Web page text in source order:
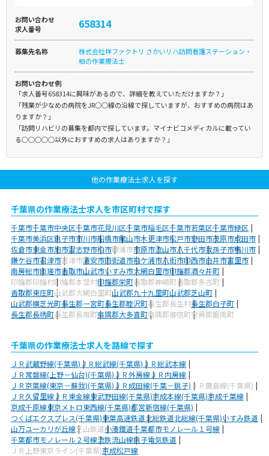
お問い合わせ
求人番号
658314
募集先名称
株式会社祥ファクトリ さかいリハ訪問看護ステーション・
柏の作業療法士
お問い合わせ例
「求人番号658314に興味があるので、詳細を教えていただけますか？」
「残業が少なめの病院をJR○○線の沿線で探していますが、おすすめの病院はあ
りますか？」
「訪問リハビリの募集を都内で探しています。マイナビコメディカルに載ってい
る○○○○○以外におすすめの求人はありますか？」
他の作業療法士求人を探す
千葉県の作業療法士求人を市区町村で探す
千葉市千葉市中央区千葉市花見川区千葉市稲毛区千葉市若葉区千葉市緑区
千葉市美浜区銚子市市川市船橋市館山市木更津市松戸市野田市茂原市成田市
佐倉市東金市旭市習志野市柏市勝浦市市原市流山市八千代市我孫子市鴨川市
鎌ケ谷市君津市富津市浦安市四街道市袖ケ浦市八街市印西市白井市富里市
南房総市匝瑳市香取市山武市いすみ市大網白里市印旛郡酒々井町
印旛郡印旛村印旛郡本埜村印旛郡栄町香取郡神崎町香取郡多古町
香取郡東庄町山武郡大網白里町山武郡九十九里町山武郡芝山町
山武郡横芝光町長生郡一宮町長生郡睦沢町長生郡長生村長生郡白子町
長生郡長柄町長生郡長南町夷隅郡大多喜町夷隅郡御宿町安房郡鋸南町
千葉県の作業療法士求人を路線で探す
ＪＲ武蔵野線(千葉県)ＪＲ総武線(千葉県)ＪＲ総武本線
ＪＲ常磐線(上野－仙台)(千葉県)ＪＲ外房線ＪＲ内房線
ＪＲ京葉線(東京－蘇我)(千葉県)ＪＲ成田線(千葉－銚子) ＪＲ鹿島線(千葉県)
ＪＲ久留里線ＪＲ東金線東武野田線(千葉県)京成本線(千葉県)京成千葉線
京成千原線東京メトロ東西線(千葉県)都営新宿線(千葉県)
つくばエクスプレス(千葉県)東葉高速鉄道北総鉄道北総線(千葉県)いすみ鉄道
山万ユーカリが丘線芝山鉄道小湊鐵道千葉都市モノレール１号線
千葉都市モノレール２号線流鉄流山線銚子電気鉄道
ＪＲ上野東京ライン(千葉県)京成松戸線